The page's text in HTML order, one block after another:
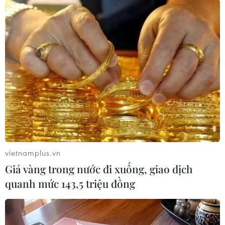
thông qua Công ước khung của Liên hợp quốc
về Biến đổi khí hậu (UNFCCC) làm cơ sở cho các
hoạt động hợp tác quốc tế ứng phó với Biến đổi
khí hậu.
(TTXVN/Vietnam+)
vietnamplus.vn
Giá vàng trong nước đi xuống, giao dịch
quanh mức 143,5 triệu đồng